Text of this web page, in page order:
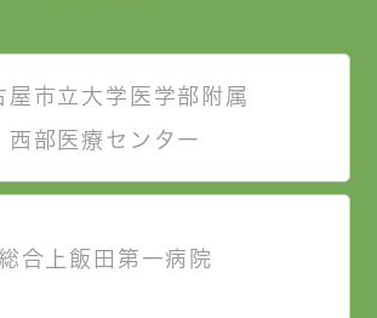
屋市立大学医学部附属
西部医療センター
総合上飯田第一病院